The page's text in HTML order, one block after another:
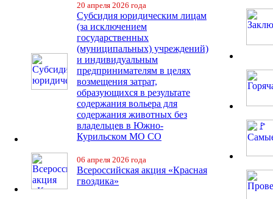
20 апреля 2026 года
Субсидия юридическим лицам
(за исключением
государственных
(муниципальных) учреждений)
и индивидуальным
предпринимателям в целях
возмещения затрат,
образующихся в результате
содержания вольера для
содержания животных без
владельцев в Южно-
Курильском МО СО
06 апреля 2026 года
Всероссийская акция «Красная
гвоздика»